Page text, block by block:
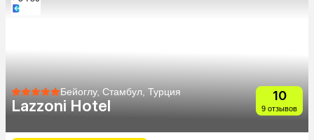
Бейоглу, Стамбул, Турция
Lazzoni Hotel
10
9 отзывов